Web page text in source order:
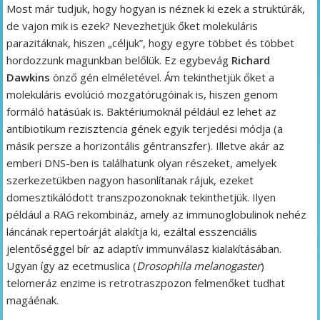
Most már tudjuk, hogy hogyan is néznek ki ezek a struktúrák,
de vajon mik is ezek? Nevezhetjük őket molekuláris
parazitáknak, hiszen „céljuk”, hogy egyre többet és többet
hordozzunk magunkban belőlük. Ez egybevág Richard
Dawkins önző gén elméletével. Ám tekinthetjük őket a
molekuláris evolúció mozgatórugóinak is, hiszen genom
formáló hatásúak is. Baktériumoknál például ez lehet az
antibiotikum rezisztencia gének egyik terjedési módja (a
másik persze a horizontális géntranszfer). Illetve akár az
emberi DNS-ben is találhatunk olyan részeket, amelyek
szerkezetükben nagyon hasonlítanak rájuk, ezeket
domesztikálódott transzpozonoknak tekinthetjük. Ilyen
például a RAG rekombináz, amely az immunoglobulinok nehéz
láncának repertoárját alakítja ki, ezáltal esszenciális
jelentőséggel bír az adaptív immunválasz kialakításában.
Ugyan így az ecetmuslica (Drosophila melanogaster)
telomeráz enzime is retrotraszpozon felmenőket tudhat
magáénak.